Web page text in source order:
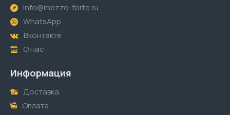
info@mezzo-forte.ru
WhatsApp
Вконтакте
О нас
Информация
Доставка
Оплата